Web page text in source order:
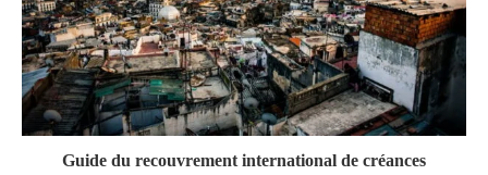
Guide du recouvrement international de créances